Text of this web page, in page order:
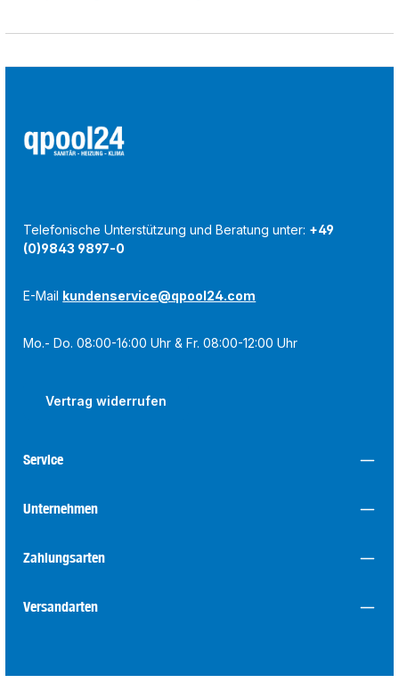
Telefonische Unterstützung und Beratung unter: +49
(0)9843 9897-0
E-Mail kundenservice@qpool24.com
Mo.- Do. 08:00-16:00 Uhr & Fr. 08:00-12:00 Uhr
Vertrag widerrufen
Service
Unternehmen
Zahlungsarten
Versandarten